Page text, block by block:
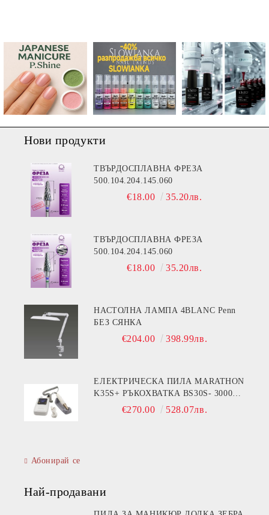
Нови продукти
ТВЪРДОСПЛАВНА ФРЕЗА
500.104.204.145.060
€18.00 35.20лв.
ТВЪРДОСПЛАВНА ФРЕЗА
500.104.204.145.060
€18.00 35.20лв.
НАСТОЛНА ЛАМПА 4BLANC Penn
БЕЗ СЯНКА
€204.00 398.99лв.
ЕЛЕКТРИЧЕСКА ПИЛА MARATHON
K35S+ РЪКОХВАТКА BS30S- 30000
ОБОРОТА€270.00 528.07лв.
Абонирай се
Най-продавани